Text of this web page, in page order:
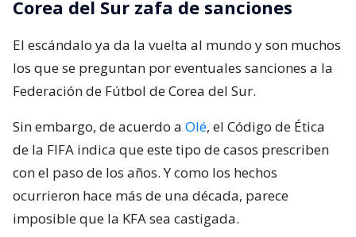
Corea del Sur zafa de sanciones
El escándalo ya da la vuelta al mundo y son muchos
los que se preguntan por eventuales sanciones a la
Federación de Fútbol de Corea del Sur.
Sin embargo, de acuerdo a Olé, el Código de Ética
de la FIFA indica que este tipo de casos prescriben
con el paso de los años. Y como los hechos
ocurrieron hace más de una década, parece
imposible que la KFA sea castigada.